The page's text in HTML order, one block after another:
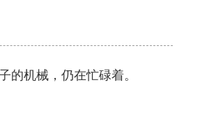
的机械，仍在忙碌着。